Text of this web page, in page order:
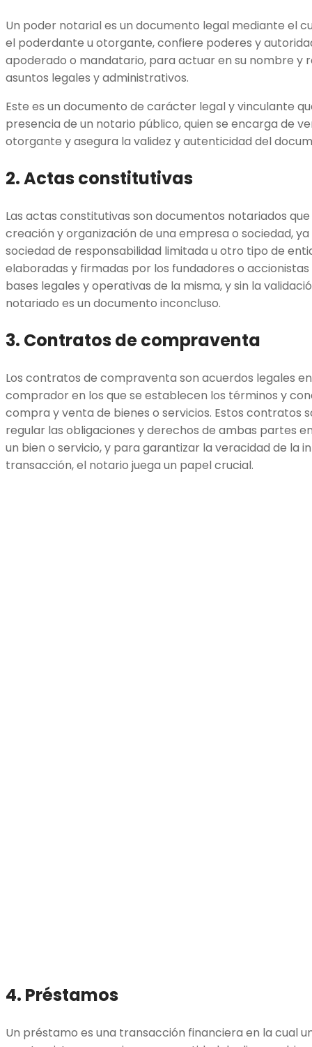
Un poder notarial es un documento legal mediante el
el poderdante u otorgante, confiere poderes y
apoderado o mandatario, para actuar en su nombre y
asuntos legales y administrativos.
Este es un documento de carácter legal y vinculante
presencia de un notario público, quien se encarga de
otorgante y asegura la validez y autenticidad del
2. Actas constitutivas
Las actas constitutivas son documentos notariados
creación y organización de una empresa o sociedad,
sociedad de responsabilidad limitada u otro tipo de
elaboradas y firmadas por los fundadores o
bases legales y operativas de la misma, y sin la
notariado es un documento inconcluso.
3. Contratos de compraventa
Los contratos de compraventa son acuerdos legales
comprador en los que se establecen los términos y
compra y venta de bienes o servicios. Estos contratos
regular las obligaciones y derechos de ambas partes
un bien o servicio, y para garantizar la veracidad de la
transacción, el notario juega un papel crucial.
4. Préstamos
Un préstamo es una transacción financiera en la cual